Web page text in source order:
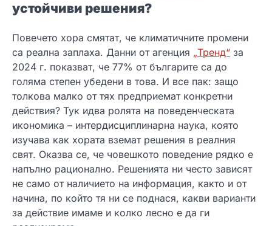
устойчиви решения?
Повечето хора смятат, че климатичните промени
са реална заплаха. Данни от агенция „Тренд“ за
2024 г. показват, че 77% от българите са до
голяма степен убедени в това. И все пак: защо
толкова малко от тях предприемат конкретни
действия? Тук идва ролята на поведенческата
икономика – интердисциплинарна наука, която
изучава как хората вземат решения в реалния
свят. Оказва се, че човешкото поведение рядко е
напълно рационално. Решенията ни често зависят
не само от наличието на информация, както и от
начина, по който тя ни се поднася, какви варианти
за действие имаме и колко лесно е да ги